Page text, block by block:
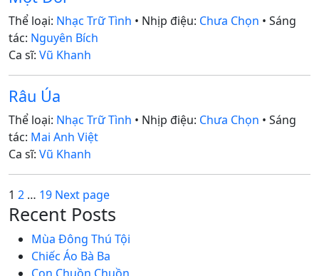
Thể loại: Nhạc Trữ Tình • Nhịp điệu: Chưa Chọn • Sáng
tác: Nguyên Bích
Ca sĩ: Vũ Khanh
Râu Úa
Thể loại: Nhạc Trữ Tình • Nhịp điệu: Chưa Chọn • Sáng
tác: Mai Anh Việt
Ca sĩ: Vũ Khanh
Posts
pagination
Page
1 Page
2 … Page
19 Next page
Recent Posts
Mùa Đông Thú Tội
Chiếc Áo Bà Ba